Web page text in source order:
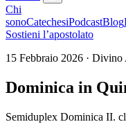
Chi
sonoCatechesiPodcastBlog
Sostieni l’apostolato
15 Febbraio 2026 ·
Dominica in
Semiduplex Dominica II.